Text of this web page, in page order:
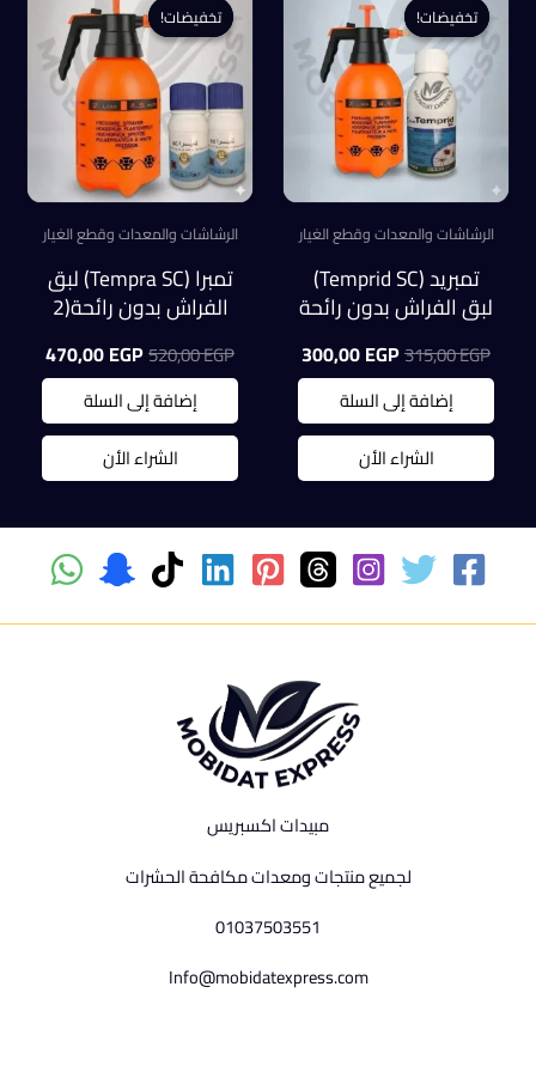
تخفيضات!
تخفيضات!
الرشاشات والمعدات وقطع الغيار
تمبريد (Temprid SC)
لبق الفراش بدون رائحة
مستورده ( عرض )
315,00EGP السعر
الأصلي
هو:
315,00 EGP.
300,00EGP السعر
الحالي
300,00 EGP.
إضافة إلى السلة
الشراء الأن
تخفيضات!
تخفيضات!
الرشاشات والمعدات وقطع الغيار
تمبرا (Tempra SC) لبق
الفراش بدون رائحة(2
صينى مستورده
520,00EGP السعر
الأصلي
هو:
520,00 EGP.
470,00EGP
EGP.
إضافة إلى السلة
الشراء الأن
مبيدات اكسبريس
لجميع منتجات ومعدات مكافحة الحشرات
01037503551
Info@mobidatexpress.com